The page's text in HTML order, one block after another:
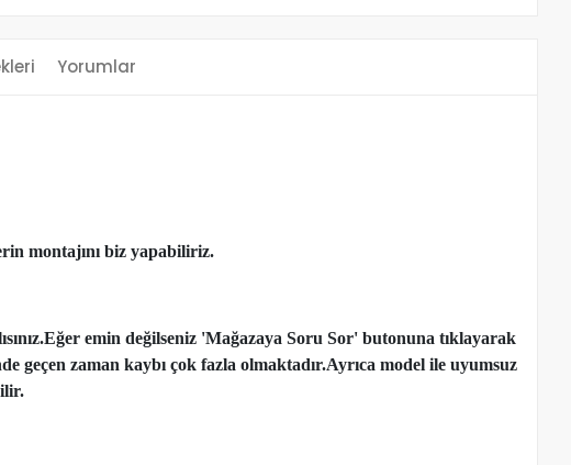
Yorumlar
montajını biz yapabiliriz.
emin değilseniz 'Mağazaya Soru Sor' butonuna tıklayarak
zaman kaybı çok fazla olmaktadır.Ayrıca model ile uyumsuz